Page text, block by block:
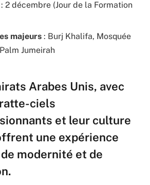
: 2 décembre (Jour de la Formation
majeurs : Burj Khalifa, Mosquée
Jumeirah
Arabes Unis, avec
ciels
et leur culture
une expérience
modernité et de